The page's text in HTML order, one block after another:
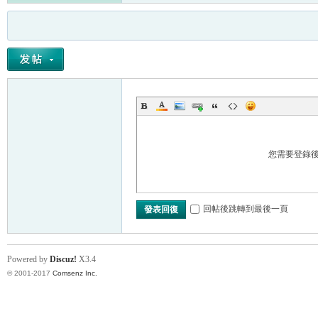
您需要登錄
發表回復 回帖後跳轉到最後一頁
Powered by Discuz! X3.4
© 2001-2017 Comsenz Inc.